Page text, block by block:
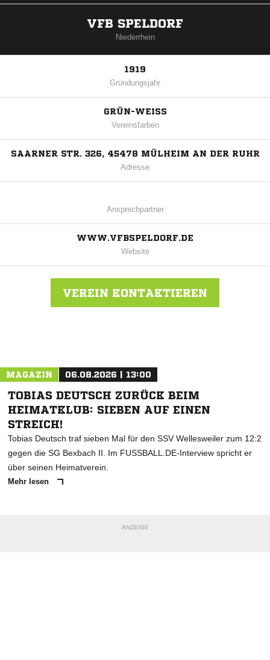
VFB SPELDORF
Niederrhein
1919
Gründungsjahr
GRÜN-WEISS
Vereinsfarben
SAARNER STR. 326, 45478 MÜLHEIM AN DER RUHR
Adresse
Ansprechpartner
WWW.VFBSPELDORF.DE
Website
VEREIN KONTAKTIEREN
MAGAZIN 06.08.2026 | 13:00
TOBIAS DEUTSCH ZURÜCK BEIM
HEIMATKLUB: SIEBEN AUF EINEN
STREICH!
Tobias Deutsch traf sieben Mal für den SSV Wellesweiler zum 12:2
gegen die SG Bexbach II. Im FUSSBALL.DE-Interview spricht er
über seinen Heimatverein.
Mehr lesen
ANZEIGE